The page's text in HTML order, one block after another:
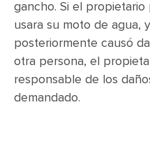
gancho. Si el
usara su moto de agua,
posteriormente causó
otra persona, el
responsable de los
demandado.